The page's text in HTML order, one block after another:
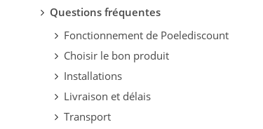
Questions fréquentes
Fonctionnement de Poelediscount
Choisir le bon produit
Installations
Livraison et délais
Transport